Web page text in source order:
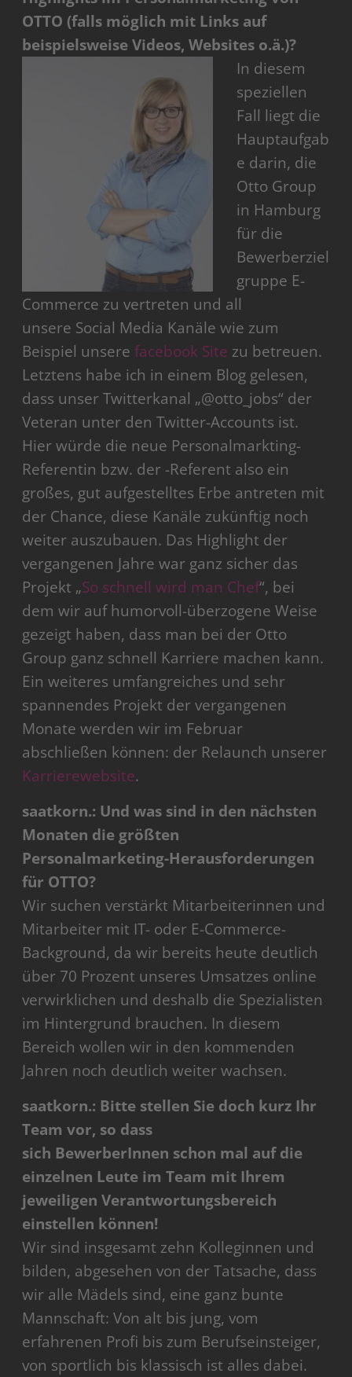
OTTO (falls möglich mit Links auf
beispielsweise Videos, Websites o.ä.)?
In diesem
speziellen
Fall liegt die
Hauptaufgab
e darin, die
Otto Group
in Hamburg
für die
Bewerberziel
gruppe E-
Commerce zu vertreten und all
unsere Social Media Kanäle wie zum
Beispiel unserefacebook Site zu betreuen.
Letztens habe ich in einem Blog gelesen,
dass unser Twitterkanal „@otto_jobs“ der
Veteran unter den Twitter-Accounts ist.
Hier würde die neue Personalmarkting-
Referentin bzw. der -Referent also ein
großes, gut aufgestelltes Erbe antreten mit
der Chance, diese Kanäle zukünftig noch
weiter auszubauen. Das Highlight der
vergangenen Jahre war ganz sicher das
Projekt „So schnell wird man Chef“, bei
dem wir auf humorvoll-überzogene Weise
gezeigt haben, dass man bei der Otto
Group ganz schnell Karriere machen kann.
Ein weiteres umfangreiches und sehr
spannendes Projekt der vergangenen
Monate werden wir im Februar
abschließen können: der Relaunch unserer
Karrierewebsite.
saatkorn.: Und was sind in den nächsten
Monaten die größten
Personalmarketing-Herausforderungen
für OTTO?
Wir suchen verstärkt Mitarbeiterinnen und
Mitarbeiter mit IT- oder E-Commerce-
Background, da wir bereits heute deutlich
über 70 Prozent unseres Umsatzes online
verwirklichen und deshalb die Spezialisten
im Hintergrund brauchen. In diesem
Bereich wollen wir in den kommenden
Jahren noch deutlich weiter wachsen.
saatkorn.: Bitte stellen Sie doch kurz Ihr
Team vor, so dass
sich BewerberInnen schon mal auf die
einzelnen Leute im Team mit Ihrem
jeweiligen Verantwortungsbereich
einstellen können!
Wir sind insgesamt zehn Kolleginnen und
bilden, abgesehen von der Tatsache, dass
wir alle Mädels sind, eine ganz bunte
Mannschaft: Von alt bis jung, vom
erfahrenen Profi bis zum Berufseinsteiger,
von sportlich bis klassisch ist alles dabei.